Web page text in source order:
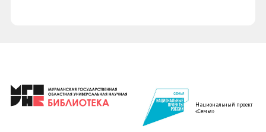
Национальный проект
«Семья»